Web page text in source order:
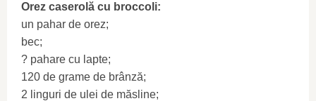
Orez caserolă cu broccoli:
un pahar de orez;
bec;
? pahare cu lapte;
120 de grame de brânză;
2 linguri de ulei de măsline;